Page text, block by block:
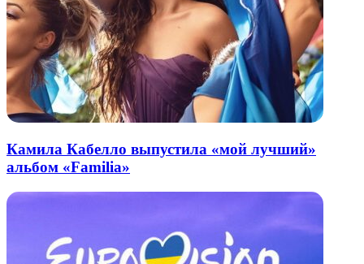
Камила Кабелло выпустила «мой лучший»
альбом «Familia»